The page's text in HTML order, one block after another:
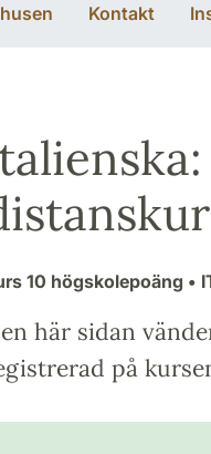
Kontakt
10 högskolepoäng •
här sidan
på